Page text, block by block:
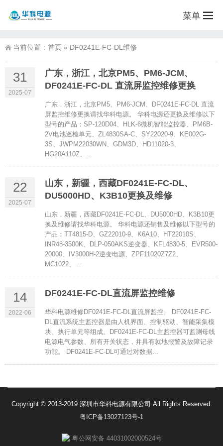
菜单
当前位置： 首页 » DF0241E-FC-DL维修
31
2025-07
广东，浙江，北京PM5、PM6-JCM、
DF0241E-FC-DL 直流屏监控维修更换
广东，浙江，北京PM5、PM6-JCM、DF0241E-FC-DL 直流
屏监控维修更换请找华科电源。 华科电源还更换及维修以下
型号的产品：SP-120D04、HLK-6微机智能监控器、PM6B-
2V电池巡检单元、ZL4830SA-C、SY22020-9、KE002G-
3S、JWPM22030WN、GDM3D、HD11020-3、
HG20A110Z、...
22
2025-07
山东，新疆，西藏DF0241E-FC-DL、
DU5000HD、K3B10更换及维修
山东，新疆，西藏DF0241E-FC-DL、DU5000HD、K3B10更
换及维修请找华科电源。 华科电源还销售及维修以下型号的
产品：TT4815-D、GZ22010-9、K6A10、HT22010S、
INR48-3500K、DLP-050AKS逆变器、KFL4830-5、EVR500-
20000、IV3000H-2逆变电源、ZPF11020Z7Z2、
MC1022、...
14
2022-06
DF0241E-FC-DL直流屏监控维修
华科电源维修DF0241E-FC-DL直流屏监控。 DF0241E-FC-
DL直流系统主监控器是由人机界面、控制驱动、智能采集模
块、执行单元等组成。DF0241E-FC-DL主监控器可监测母线
电源电气参数、所有开关状态，并具有就地报警及故障记录
功能。 DF0241E-FC-DL可通过对数据...
Copyright © 2013-2019 深圳市华科电源有限公司 All Rights Reserved.
粤ICP备13027123号-1
粤公网安备 44031002000524号